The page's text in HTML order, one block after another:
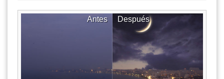
Después
Antes